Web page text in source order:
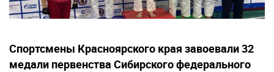
Спортсмены Красноярского края завоевали 32
медали первенства Сибирского федерального